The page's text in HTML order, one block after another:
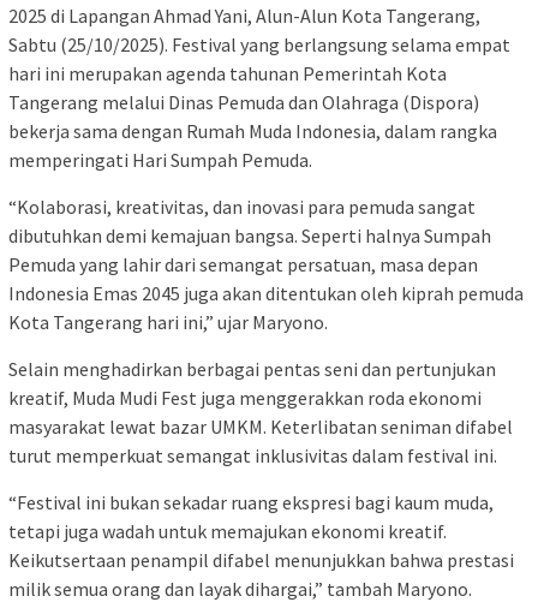
2025 di Lapangan Ahmad Yani, Alun-Alun Kota Tangerang,
Sabtu (25/10/2025). Festival yang berlangsung selama empat
hari ini merupakan agenda tahunan Pemerintah Kota
Tangerang melalui Dinas Pemuda dan Olahraga (Dispora)
bekerja sama dengan Rumah Muda Indonesia, dalam rangka
memperingati Hari Sumpah Pemuda.
“Kolaborasi, kreativitas, dan inovasi para pemuda sangat
dibutuhkan demi kemajuan bangsa. Seperti halnya Sumpah
Pemuda yang lahir dari semangat persatuan, masa depan
Indonesia Emas 2045 juga akan ditentukan oleh kiprah pemuda
Kota Tangerang hari ini,” ujar Maryono.
Selain menghadirkan berbagai pentas seni dan pertunjukan
kreatif, Muda Mudi Fest juga menggerakkan roda ekonomi
masyarakat lewat bazar UMKM. Keterlibatan seniman difabel
turut memperkuat semangat inklusivitas dalam festival ini.
“Festival ini bukan sekadar ruang ekspresi bagi kaum muda,
tetapi juga wadah untuk memajukan ekonomi kreatif.
Keikutsertaan penampil difabel menunjukkan bahwa prestasi
milik semua orang dan layak dihargai,” tambah Maryono.